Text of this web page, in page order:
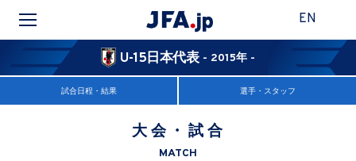
EN
U-15日本代表 - 2015年 -
試合日程・結果 選手・スタッフ
大会・試合
MATCH